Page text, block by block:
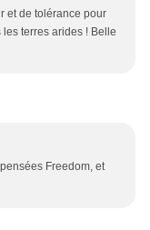
et de tolérance pour
terres arides ! Belle
Freedom, et